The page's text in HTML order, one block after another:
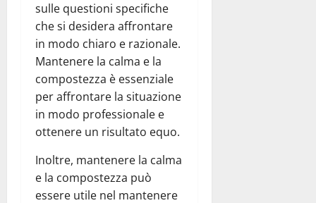
sulle questioni specifiche
che si desidera affrontare
in modo chiaro e razionale.
Mantenere la calma e la
compostezza è essenziale
per affrontare la situazione
in modo professionale e
ottenere un risultato equo.
Inoltre, mantenere la calma
e la compostezza può
essere utile nel mantenere